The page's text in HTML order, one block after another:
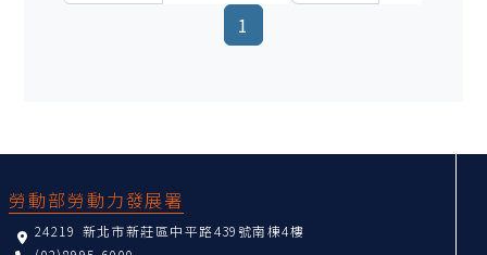
1
勞動部勞動力發展署
24219 新北市新莊區中平路439號南棟4樓